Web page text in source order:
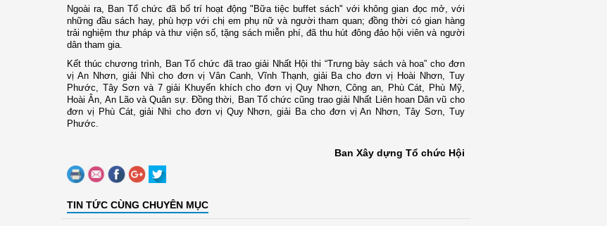
Ngoài ra, Ban Tổ chức đã bố trí hoạt động "Bữa tiệc buffet sách" với không gian đọc mở, với
những đầu sách hay, phù hợp với chị em phụ nữ và người tham quan; đồng thời có gian hàng
trải nghiệm thư pháp và thư viện số, tặng sách miễn phí, đã thu hút đông đảo hội viên và người
dân tham gia.
Kết thúc chương trình, Ban Tổ chức đã trao giải Nhất Hội thi “Trưng bày sách và hoa” cho đơn
vị An Nhơn, giải Nhì cho đơn vị Vân Canh, Vĩnh Thạnh, giải Ba cho đơn vị Hoài Nhơn, Tuy
Phước, Tây Sơn và 7 giải Khuyến khích cho đơn vị Quy Nhơn, Công an, Phù Cát, Phù Mỹ,
Hoài Ân, An Lão và Quân sự. Đồng thời, Ban Tổ chức cũng trao giải Nhất Liên hoan Dân vũ cho
đơn vị Phù Cát, giải Nhì cho đơn vị Quy Nhơn, giải Ba cho đơn vị An Nhơn, Tây Sơn, Tuy
Phước.
Ban Xây dựng Tổ chức Hội
TIN TỨC CÙNG CHUYÊN MỤC